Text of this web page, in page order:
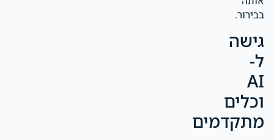
בבירור.
גישה
ל-
AI
וכלים
מתקדמים